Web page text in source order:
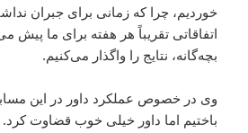
خوردیم، چرا که زمانی برای جبران
اتفاقاتی تقریباً هر هفته برای ما پیش
بچه‌گانه، نتایج را واگذار می‌کنیم.
وی در خصوص عملکرد داور در این
باختیم اما داور خیلی خوب قضاوت کرد.